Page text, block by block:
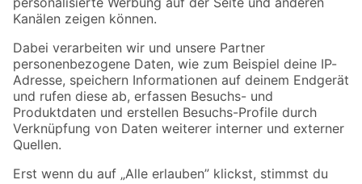
Folge uns
Zahlungsarten Versandarten
Sicher einkaufen